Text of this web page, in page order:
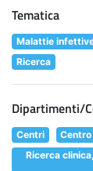
Tematica
Malattie
Ricerca
Dipartimenti/
Centri
Ricerca